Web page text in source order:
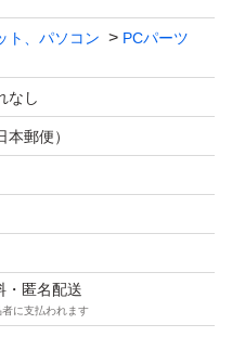
ト、パソコン
PCパーツ
なし
郵便）
・匿名配送
に支払われます